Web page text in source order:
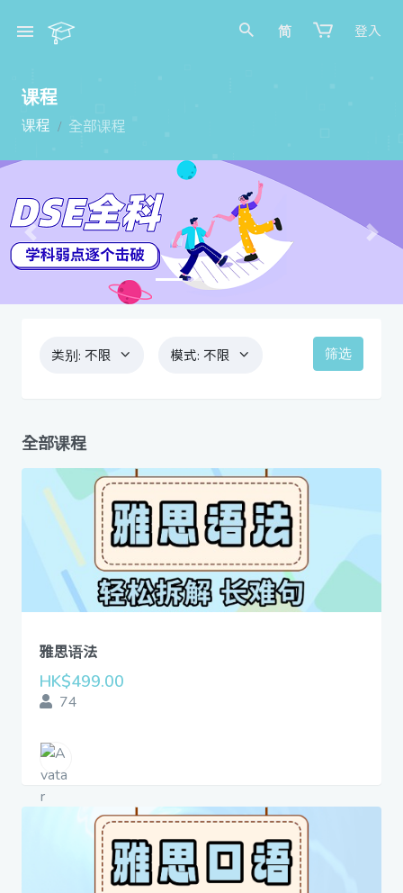
简 登入
课程
课程 全部课程
Previous Next
类别: 不限 模式: 不限 筛选
全部课程
雅思语法
HK$499.00
74